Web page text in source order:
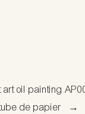
de papier →